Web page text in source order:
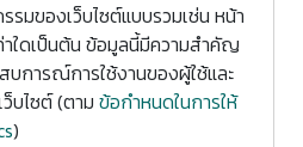
มของเว็บไซต์แบบรวมเช่น หน้า
าใดเป็นต้น ข้อมูลนี้มีความสำคัญ
บการณ์การใช้งานของผู้ใช้และ
บไซต์ (ตาม ข้อกำหนดในการให้
)